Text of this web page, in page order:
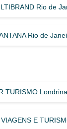
Rio de
Rio de
TURISMO
E